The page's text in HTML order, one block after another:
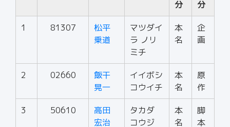
分
分
1 81307
松平
乗道
マツダイ
ラ ノリ
ミチ
本
名
企
画
2 02660
飯干
晃一
イイボシ
コウイチ
本
名
原
作
3 50610
高田
宏治
タカダ
コウジ
本
名
脚
本